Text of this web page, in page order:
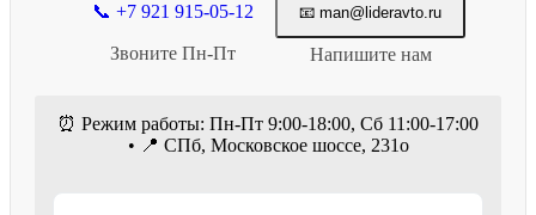
📞 +7 921 915-05-12
Звоните Пн-Пт
📧 man@lideravto.ru
Напишите нам
⏰ Режим работы: Пн-Пт 9:00-18:00, Сб 11:00-17:00
• 📍 СПб, Московское шоссе, 231о